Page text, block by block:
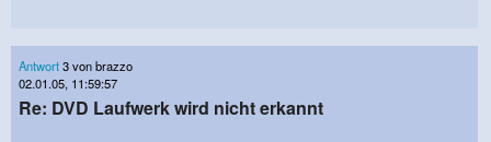
Antwort3 von brazzo
02.01.05, 11:59:57
Re: DVD Laufwerk wird nicht erkannt